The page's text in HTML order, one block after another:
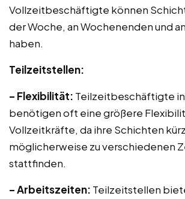
Vollzeitbeschäftigte können
der Woche, an Wochenenden und
haben.
Teilzeitstellen:
– Flexibilität: Teilzeitbeschäftigte
benötigen oft eine größere
Vollzeitkräfte, da ihre Schichten
möglicherweise zu verschiedenen
stattfinden.
– Arbeitszeiten: Teilzeitstellen